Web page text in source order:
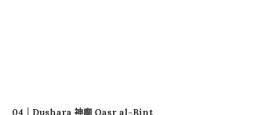
04｜Dushara 神廟 Qasr al-Bint